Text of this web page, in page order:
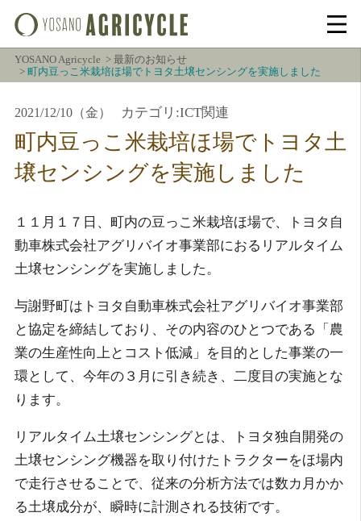
YOSANO Agricycle
最新のお知らせ
町内豆っこ米栽培ほ場でトヨタ土壌センシングを実施しました
2021/12/10（金） カテゴリ:ICT関連
町内豆っこ米栽培ほ場でトヨタ土
壌センシングを実施しました
１１月１７日、町内の豆っこ米栽培ほ場で、トヨタ自
動車株式会社アグリバイオ事業部におるリアルタイム
土壌センシングを実施しました。
与謝野町はトヨタ自動車株式会社アグリバイオ事業部
と協定を締結しており、その内容のひとつである「農
業の生産性向上とコスト低減」を目的とした事業の一
環として、今年の３月に引き続き、二度目の実施とな
ります。
リアルタイム土壌センシングとは、トヨタ独自開発の
土壌センシング機器を取り付けたトラクターをほ場内
で走行させることで、従来の分析方法では数カ月かか
る土壌成分が、瞬時に計測される技術です。